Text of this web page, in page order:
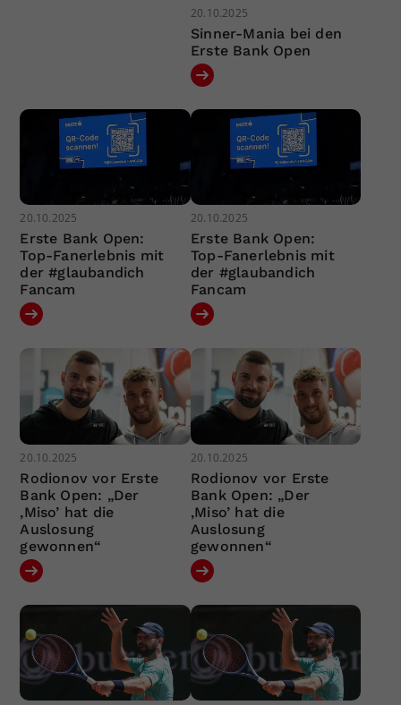
20.10.2025
Sinner-Mania bei den
Erste Bank Open
20.10.2025
Erste Bank Open:
Top-Fanerlebnis mit
der #glaubandich
Fancam
20.10.2025
Erste Bank Open:
Top-Fanerlebnis mit
der #glaubandich
Fancam
20.10.2025
Rodionov vor Erste
Bank Open: „Der
‚Miso’ hat die
Auslosung
gewonnen“
20.10.2025
Rodionov vor Erste
Bank Open: „Der
‚Miso’ hat die
Auslosung
gewonnen“